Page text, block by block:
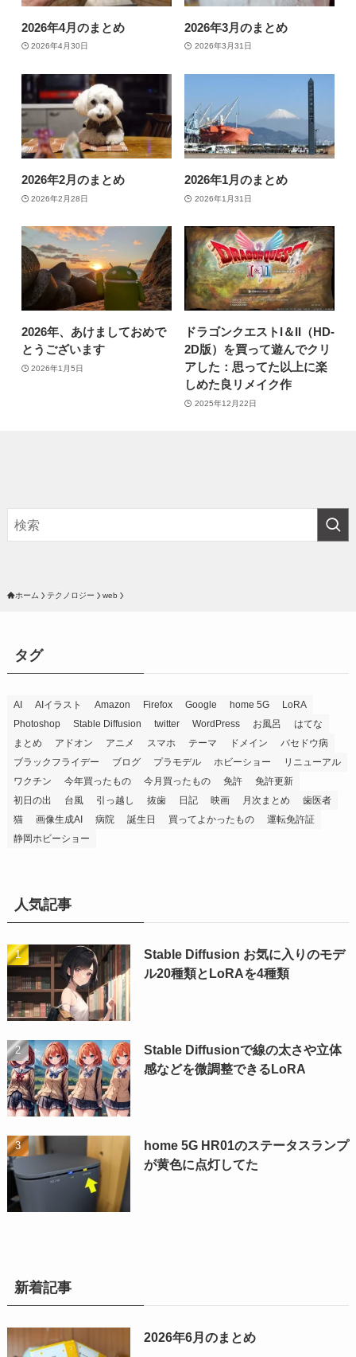
2026年4月のまとめ
2026年4月30日
2026年3月のまとめ
2026年3月31日
2026年2月のまとめ
2026年2月28日
2026年1月のまとめ
2026年1月31日
2026年、あけましておめで
とうございます
2026年1月5日
ドラゴンクエストI＆II（HD-
2D版）を買って遊んでクリ
アした：思ってた以上に楽
しめた良リメイク作
2025年12月22日
ホーム テクノロジー web
タグ
AI AIイラスト Amazon Firefox Google home 5G
LoRA
Photoshop
Stable Diffusion twitter WordPress お風呂
はてな
まとめ
アドオン アニメ スマホ テーマ ドメイン
バセドウ病
ブラックフライデー
ブログ プラモデル ホビーショー
リニューアル
ワクチン
今年買ったもの 今月買ったもの 免許
免許更新
初日の出
台風 引っ越し 抜歯 日記 映画 月次まとめ
歯医者
猫
画像生成AI 病院 誕生日 買ってよかったもの
運転免許証
静岡ホビーショー
人気記事
Stable Diffusion お気に入りのモデ
ル20種類とLoRAを4種類
Stable Diffusionで線の太さや立体
感などを微調整できるLoRA
home 5G HR01のステータスランプ
が黄色に点灯してた
新着記事
2026年6月のまとめ